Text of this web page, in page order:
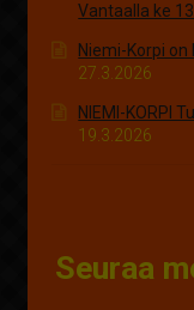
Vantaalla ke
Niemi-Korpi
27.3.2026
NIEMI-KORPI
19.3.2026
Seuraa